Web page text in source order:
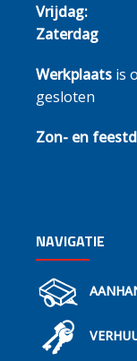
Vrijdag:
Zaterdag
Werkplaats is
gesloten
Zon- en
NAVIGATIE